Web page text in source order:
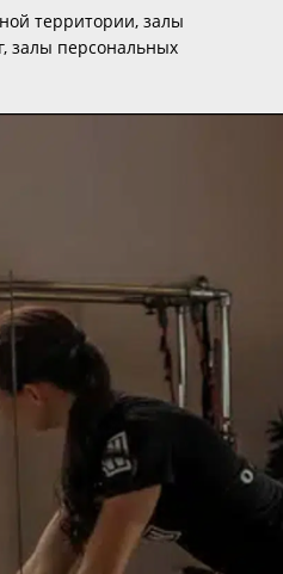
территории, залы
залы персональных